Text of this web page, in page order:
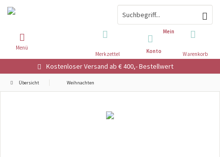
Kostenloser Versand ab € 400,- Bestellwert
Warenkorb
Merkzettel
Mein
Konto
Menü
Übersicht Weihnachten